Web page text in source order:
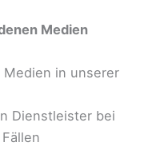
Medien
in unserer
Dienstleister bei